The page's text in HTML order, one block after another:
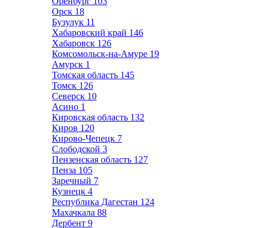
Орск 18
Бузулук 11
Хабаровский край 146
Хабаровск 126
Комсомольск-на-Амуре 19
Амурск 1
Томская область 145
Томск 126
Северск 10
Асино 1
Кировская область 132
Киров 120
Кирово-Чепецк 7
Слободской 3
Пензенская область 127
Пенза 105
Заречный 7
Кузнецк 4
Республика Дагестан 124
Махачкала 88
Дербент 9